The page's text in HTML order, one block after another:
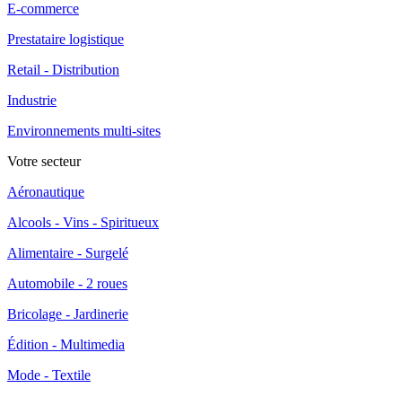
E-commerce
Prestataire logistique
Retail - Distribution
Industrie
Environnements multi-sites
Votre secteur
Aéronautique
Alcools - Vins - Spiritueux
Alimentaire - Surgelé
Automobile - 2 roues
Bricolage - Jardinerie
Édition - Multimedia
Mode - Textile